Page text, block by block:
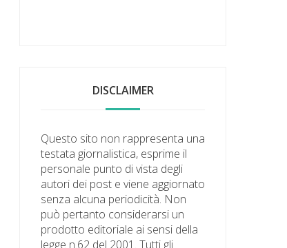
DISCLAIMER
Questo sito non rappresenta una
testata giornalistica, esprime il
personale punto di vista degli
autori dei post e viene aggiornato
senza alcuna periodicità. Non
può pertanto considerarsi un
prodotto editoriale ai sensi della
legge n.62 del 2001. Tutti gli